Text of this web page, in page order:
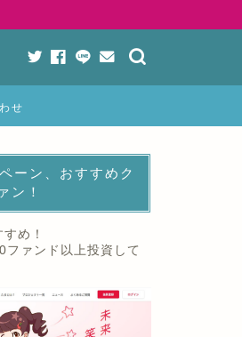
せ
ーン、おすすめク
ン！
め！
ファンド以上投資して